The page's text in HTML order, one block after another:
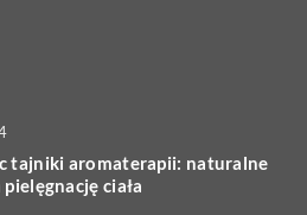
tajniki aromaterapii: naturalne
ciała